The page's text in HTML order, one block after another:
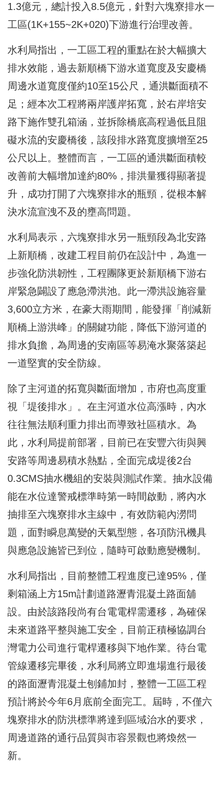
1.3億元，總計投入8.5億元，針對六塊寮排水一
工區(1K+155~2K+020)下游進行治理改善。
水利局指出，一工區工程的重點在於大幅擴大
排水效能，過去新順橋下游水道寬度及安慶橋
周邊水道寬度僅約10至15公尺，通洪斷面積不
足；經本次工程將兩岸護岸拓寬，於右岸培安
路下施作雙孔箱涵，並拆除橋底高程過低且阻
礙水流的安慶橋後，該段排水路寬度擴增至25
公尺以上。整體而言，一工區的通洪斷面積較
改善前大幅增加達約80%，排洪量獲得顯著提
升，成功打開了六塊寮排水的瓶頸，從根本解
決水流宣洩不及的壅高問題。
水利局表示，六塊寮排水另一瓶頸段為北安路
上新順橋，改建工程目前仍在設計中，為進一
步強化防洪韌性，工程團隊更於新順橋下游右
岸緊急闢設了應急滯洪池。此一滯洪設施容量
3,600立方米，在豪大雨期間，能發揮「削減新
順橋上游洪峰」的關鍵功能，降低下游河道的
排水負擔，為周邊的安南區等易淹水聚落築起
一道堅實的安全防線。
除了主河道的拓寬與斷面增加，市府也高度重
視「堤後排水」。在主河道水位高漲時，內水
往往無法順利重力排出而導致社區積水。為
此，水利局提前部署，目前已在安豐六街與興
安路等周邊易積水熱點，全面完成堤後2台
0.3CMS抽水機組的安裝與測試作業。抽水設備
能在水位達警戒標準時第一時間啟動，將內水
抽排至六塊寮排水主線中，有效防範內澇問
題，面對瞬息萬變的天氣型態，各項防汛機具
與應急設施皆已到位，隨時可啟動應變機制。
水利局指出，目前整體工程進度已達95%，僅
剩箱涵上方15m計劃道路瀝青混凝土路面舖
設。由於該路段尚有台電電桿需遷移，為確保
未來道路平整與施工安全，目前正積極協調台
灣電力公司進行電桿遷移與下地作業。待台電
管線遷移完畢後，水利局將立即進場進行最後
的路面瀝青混凝土刨鋪加封，整體一工區工程
預計將於今年6月底前全面完工。屆時，不僅六
塊寮排水的防洪標準將達到區域治水的要求，
周邊道路的通行品質與市容景觀也將煥然一
新。